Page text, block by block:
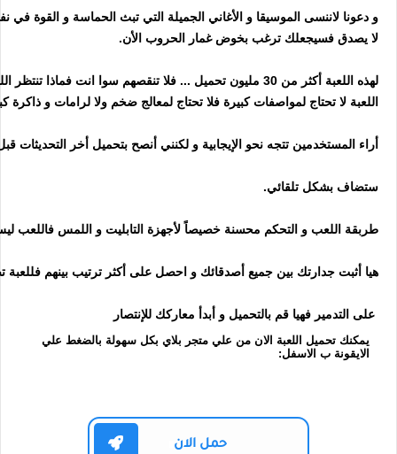
و دعونا لاننسى الموسيقا و الأغاني الجميلة التي تبث الحماسة و القوة
لا يصدق فسيجعلك ترغب بخوض غمار الحروب الأن.
لهذه اللعبة أكثر من 30 مليون تحميل ... فلا تنقصهم سوا انت فماذا تنتظر اللعبة مجانية و جميلة؟
اللعبة لا تحتاج لمواصفات كبيرة فلا تحتاج لمعالج ضخم ولا لرامات و
أراء المستخدمين تتجه نحو الإيجابية و لكنني أنصح بتحميل أخر التحديثات
ستضاف بشكل تلقائي.
طربقة اللعب و التحكم محسنة خصيصاً لأجهزة التابليت و اللمس فاللعب
هيا أثبت جدارتك بين جميع أصدقائك و احصل على أكثر ترتيب بينهم
على التدمير فهيا قم بالتحميل و أبدأ معاركك للإنتصار
يمكنك تحميل اللعبة الان من علي متجر بلاي بكل سهولة بالضغط علي
الايقونة ب الاسفل:
حمل الان